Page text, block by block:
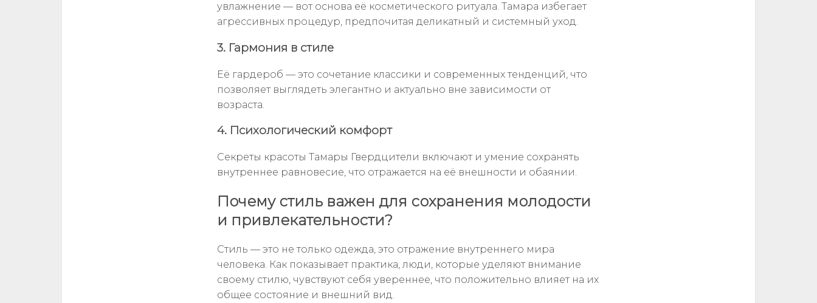
увлажнение — вот основа её косметического ритуала. Тамара избегает
агрессивных процедур, предпочитая деликатный и системный уход.
3. Гармония в стиле
Её гардероб — это сочетание классики и современных тенденций, что
позволяет выглядеть элегантно и актуально вне зависимости от
возраста.
4. Психологический комфорт
Секреты красоты Тамары Гвердцители включают и умение сохранять
внутреннее равновесие, что отражается на её внешности и обаянии.
Почему стиль важен для сохранения молодости
и привлекательности?
Стиль — это не только одежда, это отражение внутреннего мира
человека. Как показывает практика, люди, которые уделяют внимание
своему стилю, чувствуют себя увереннее, что положительно влияет на их
общее состояние и внешний вид.